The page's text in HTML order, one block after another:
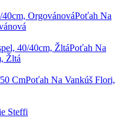
Poťah Na
Poťah Na
Žltá
Poťah Na Vankúš Flori,
Steffi